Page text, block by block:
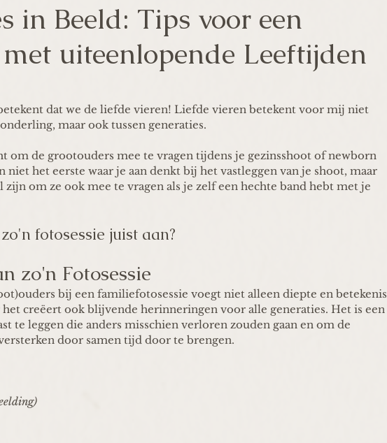
in Beeld: Tips voor een
uiteenlopende Leeftijden
dat we de liefde vieren! Liefde vieren betekent voor mij niet
maar ook tussen generaties.
om de grootouders mee te vragen tijdens je gezinsshoot of newborn
niet het eerste waar je aan denkt bij het vastleggen van je shoot, maar
zijn om ze ook mee te vragen als je zelf een hechte band hebt met je
fotosessie juist aan?
zo'n Fotosessie
bij een familiefotosessie voegt niet alleen diepte en betekenis
het creëert ook blijvende herinneringen voor alle generaties. Het is een
te leggen die anders misschien verloren zouden gaan en om de
door samen tijd door te brengen.